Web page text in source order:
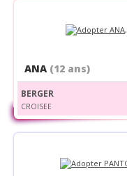
ANA (12 ans)
BERGER
CROISEE